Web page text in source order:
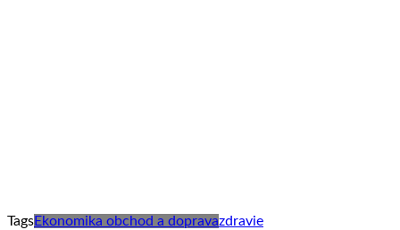
TagsEkonomika obchod a dopravazdravie